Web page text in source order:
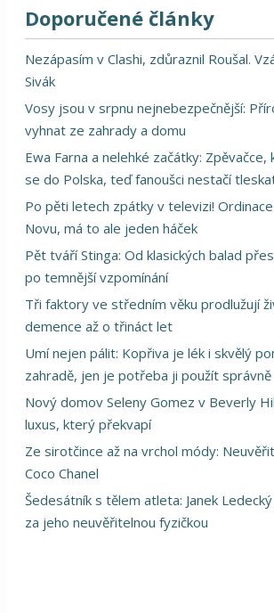
Doporučené články
Nezápasím v Clashi, zdůraznil Roušal.
Sivák
Vosy jsou v srpnu nejnebezpečnější:
vyhnat ze zahrady a domu
Ewa Farna a nelehké začátky:
se do Polska, teď fanoušci nestačí
Po pěti letech zpátky v televizi!
Novu, má to ale jeden háček
Pět tváří Stinga: Od klasických balad
po temnější vzpomínání
Tři faktory ve středním věku prodlužují
demence až o třináct let
Umí nejen pálit: Kopřiva je lék i skvělý
zahradě, jen je potřeba ji použít správně
Nový domov Seleny Gomez v Beverly
luxus, který překvapí
Ze sirotčince až na vrchol módy:
Coco Chanel
Šedesátník s tělem atleta: Janek
za jeho neuvěřitelnou fyzičkou